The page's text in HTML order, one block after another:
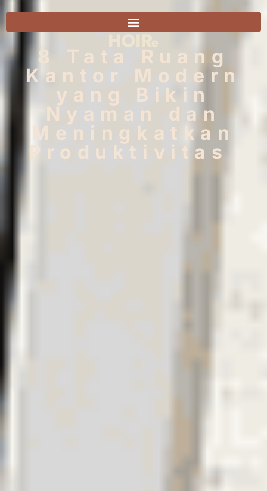
8 Tata Ruang
Kantor Modern
yang Bikin
Nyaman dan
Meningkatkan
Produktivitas